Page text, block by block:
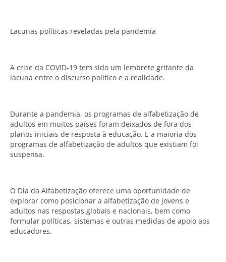
Lacunas políticas reveladas pela pandemia
A crise da COVID-19 tem sido um lembrete gritante da
lacuna entre o discurso político e a realidade.
Durante a pandemia, os programas de alfabetização de
adultos em muitos países foram deixados de fora dos
planos iniciais de resposta à educação. E a maioria dos
programas de alfabetização de adultos que existiam foi
suspensa.
O Dia da Alfabetização oferece uma oportunidade de
explorar como posicionar a alfabetização de jovens e
adultos nas respostas globais e nacionais, bem como
formular políticas, sistemas e outras medidas de apoio aos
educadores.